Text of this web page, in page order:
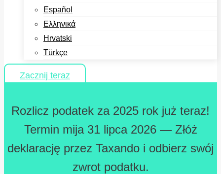
Español
Ελληνικά
Hrvatski
Türkçe
Zacznij teraz
Rozlicz podatek za 2025 rok już teraz!
Termin mija 31 lipca 2026 — Złóż
deklarację przez Taxando i odbierz swój
zwrot podatku.